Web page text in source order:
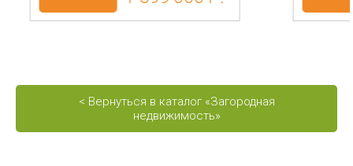
< Вернуться в каталог «Загородная
недвижимость»